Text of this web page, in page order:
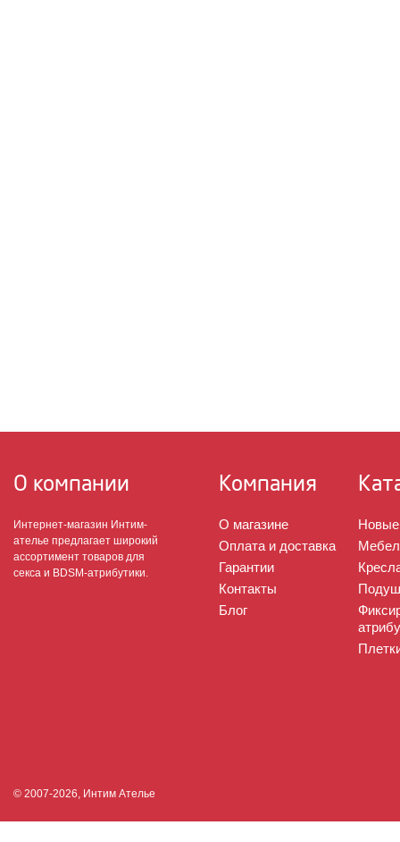
О компании
Интернет-магазин Интим-
ателье предлагает широкий
ассортимент товаров для
секса и BDSM-атрибутики.
Компания
О магазине
Оплата и доставка
Гарантии
Контакты
Блог
Новые
© 2007-2026, Интим Ателье